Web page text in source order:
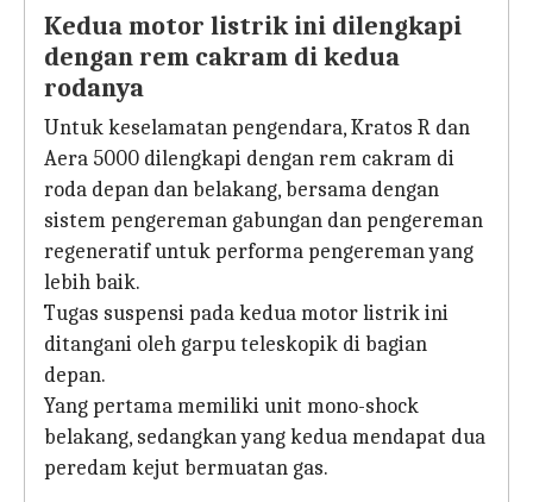
Kedua motor listrik ini dilengkapi
dengan rem cakram di kedua
rodanya
Untuk keselamatan pengendara, Kratos R dan
Aera 5000 dilengkapi dengan rem cakram di
roda depan dan belakang, bersama dengan
sistem pengereman gabungan dan pengereman
regeneratif untuk performa pengereman yang
lebih baik.
Tugas suspensi pada kedua motor listrik ini
ditangani oleh garpu teleskopik di bagian
depan.
Yang pertama memiliki unit mono-shock
belakang, sedangkan yang kedua mendapat dua
peredam kejut bermuatan gas.